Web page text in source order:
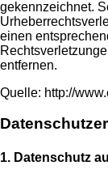
gekennzeichnet.
einen
entfernen.
Quelle: http://
1. Datenschutz